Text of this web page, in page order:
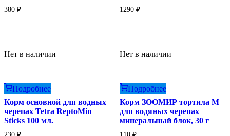
380 ₽ 1290 ₽
Нет в наличии
Подробнее
Корм основной для водных
черепах Tetra ReptoMin
Sticks 100 мл.
Нет в наличии
Подробнее
Корм ЗООМИР тортила М
для водяных черепах
минеральный блок, 30 г